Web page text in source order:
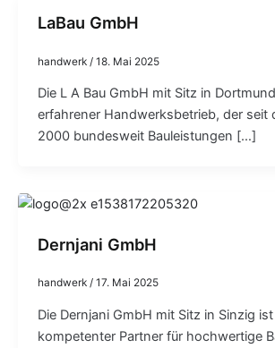
LaBau GmbH
handwerk / 18. Mai 2025
Die L A Bau GmbH mit Sitz in
erfahrener Handwerksbetrieb, der seit
2000 bundesweit Bauleistungen […]
Dernjani GmbH
handwerk / 17. Mai 2025
Die Dernjani GmbH mit Sitz in Sinzig
kompetenter Partner für hochwertige